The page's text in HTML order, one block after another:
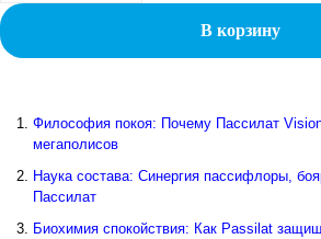
CLASSIC
В корзину
Философия покоя: Почему Пассилат
мегаполисов
Наука состава: Синергия пассифлоры,
Пассилат
Биохимия спокойствия: Как Passilat